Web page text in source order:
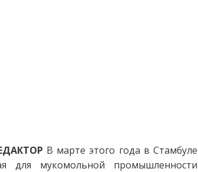
В марте этого года в Стамбуле
для мукомольной промышленности